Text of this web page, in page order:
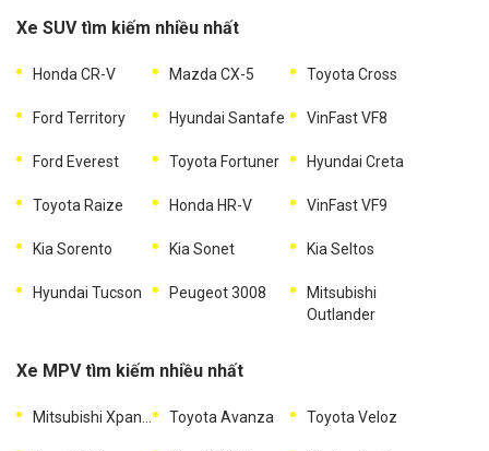
Xe SUV tìm kiếm nhiều nhất
Honda CR-V Mazda CX-5 Toyota Cross
Ford Territory Hyundai Santafe VinFast VF8
Ford Everest Toyota Fortuner Hyundai Creta
Toyota Raize Honda HR-V VinFast VF9
Kia Sorento Kia Sonet Kia Seltos
Hyundai Tucson Peugeot 3008
Mitsubishi
Outlander
Xe MPV tìm kiếm nhiều nhất
Toyota Avanza Toyota Veloz